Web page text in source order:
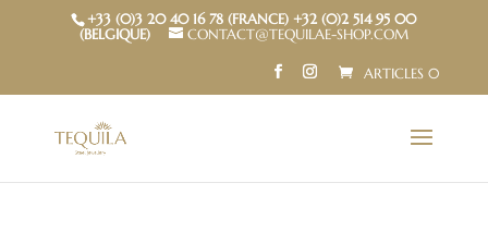
+33 (0)3 20 40 16 78 (FRANCE) +32 (0)2 514 95 00
(BELGIQUE)
CONTACT@TEQUILAE-SHOP.COM
ARTICLES 0